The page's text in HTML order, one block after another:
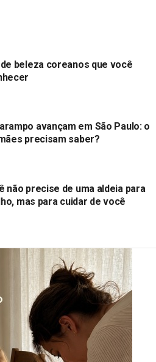
beleza coreanos que você
avançam em São Paulo: o
precisam saber?
não precise de uma aldeia para
mas para cuidar de você